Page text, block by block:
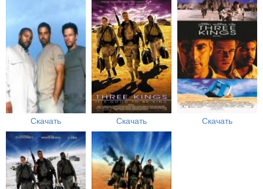
Скачать Скачать Скачать